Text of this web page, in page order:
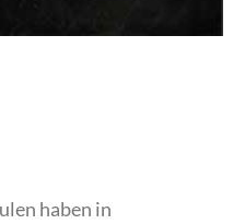
haben in